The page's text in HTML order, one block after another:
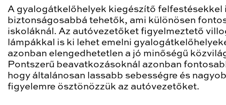
A gyalogátkelőhelyek kiegészítő felfestésekkel
biztonságosabbá tehetők, ami különösen
iskoláknál. Az autóvezetőket figyelmeztető
lámpákkal is ki lehet emelni
azonban elengedhetetlen a jó minőségű
Pontszerű beavatkozásoknál azonban
hogy általánosan lassabb sebességre és
figyelemre ösztönözzük az autóvezetőket.